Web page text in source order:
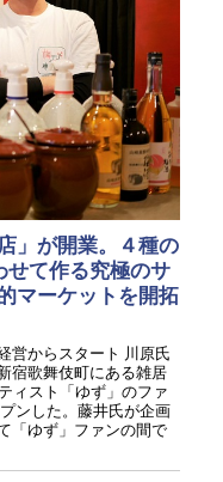
」が開業。４種の
て作る究極のサ
マーケットを開拓
営からスタート 川原氏
宿歌舞伎町にある雑居
ィスト「ゆず」のファ
ンした。藤井氏が企画
「ゆず」ファンの間で